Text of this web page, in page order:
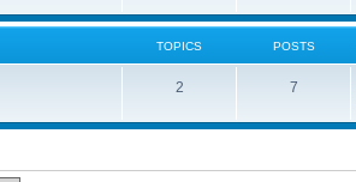
TOPICS POSTS
2 7